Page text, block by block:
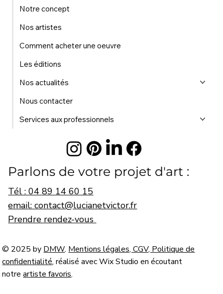
Parlons de votre projet d'art :
Tél : 04 89 14 60 15
email: contact@lucianetvictor.fr
Prendre rendez-vous
Notre concept
Nos artistes
Comment acheter une oeuvre
Les éditions
Nos actualités
Nous contacter
Services aux professionnels
© 2025 by DMW. Mentions légales, CGV, Politique de
confidentialité, réalisé avec Wix Studio en écoutant
notreartiste favoris.